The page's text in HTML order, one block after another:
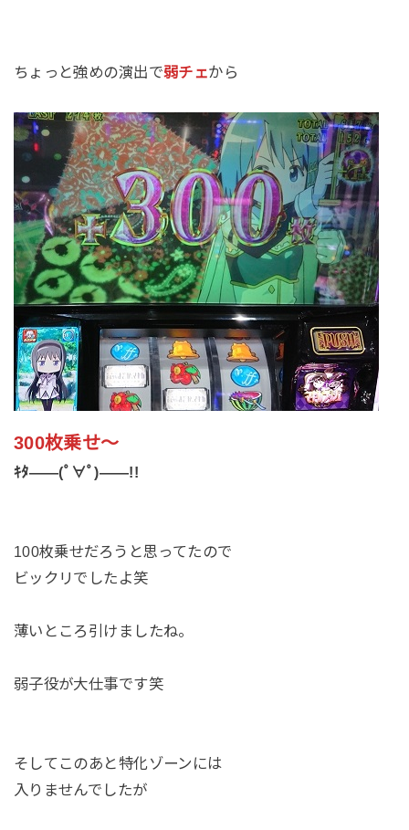
ちょっと強めの演出で弱チェから
300枚乗せ～
ｷﾀ――(ﾟ∀ﾟ)――!!
100枚乗せだろうと思ってたので
ビックリでしたよ笑
薄いところ引けましたね。
弱子役が大仕事です笑
そしてこのあと特化ゾーンには
入りませんでしたが